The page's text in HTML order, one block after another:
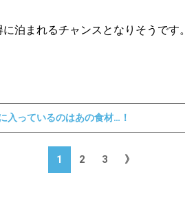
泊まれるチャンスとなりそうです。
入っているのはあの食材…！
1 2 3 》